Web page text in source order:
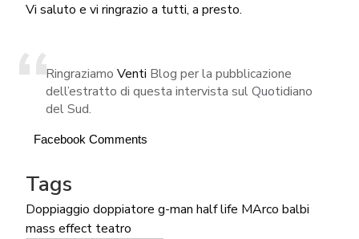
Vi saluto e vi ringrazio a tutti, a presto.
Ringraziamo Venti Blog per la pubblicazione
dell’estratto di questa intervista sul Quotidiano
del Sud.
Facebook Comments
Tags
Doppiaggio doppiatore g-man half life MArco balbi
mass effect teatro